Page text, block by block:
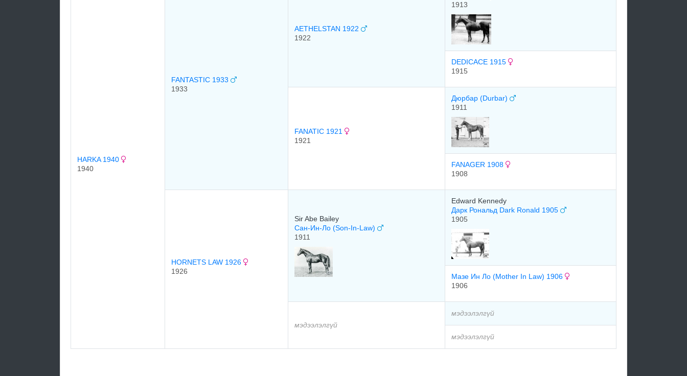
HARKA 1940
1940
FANTASTIC 1933
1933
AETHELSTAN 1922
1922
1913
DEDICACE 1915
1915
FANATIC 1921
1921
Дюрбар (Durbar)
1911
FANAGER 1908
1908
HORNETS LAW 1926
1926
Sir Abe Bailey
Сан-Ин-Ло (Son-In-Law)
1911
Edward Kennedy
Дарк Рональд Dark Ronald 1905
1905
Мазе Ин Ло (Mother In Law) 1906
1906
мэдээлэлгүй
мэдээлэлгүй
мэдээлэлгүй